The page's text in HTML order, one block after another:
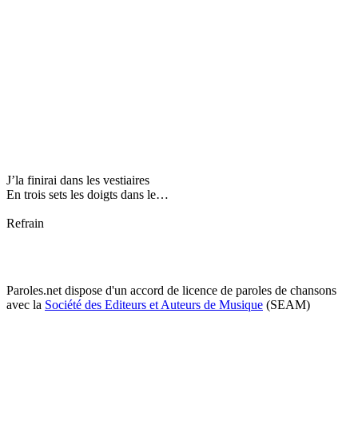
J’la finirai dans les vestiaires
En trois sets les doigts dans le…
Refrain
Paroles.net dispose d'un accord de licence de paroles de chansons
avec la Société des Editeurs et Auteurs de Musique (SEAM)